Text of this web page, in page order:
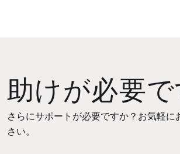
助けが必要で
さらにサポートが必要ですか？お気軽に
さい。